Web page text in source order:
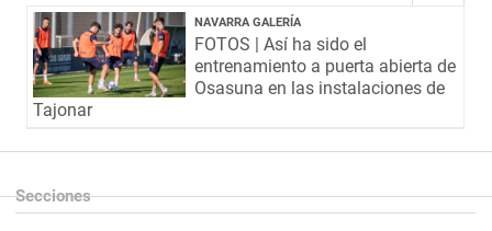
NAVARRA GALERÍA
FOTOS | Así ha sido el
entrenamiento a puerta abierta de
Osasuna en las instalaciones de
Tajonar
Secciones